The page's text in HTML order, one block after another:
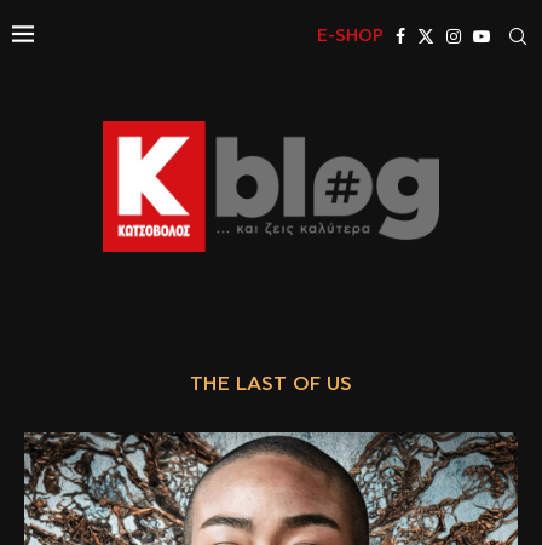
E-SHOP
THE LAST OF US